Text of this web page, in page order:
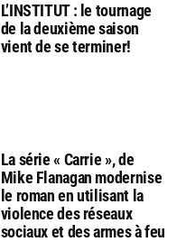
L’INSTITUT : le tournage
de la deuxième saison
vient de se terminer!
La série « Carrie », de
Mike Flanagan modernise
le roman en utilisant la
violence des réseaux
sociaux et des armes à feu